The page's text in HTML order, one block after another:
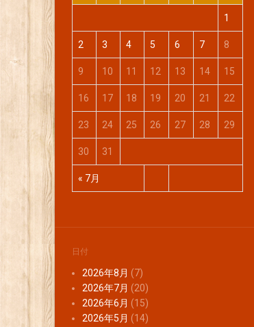
« 7月
1
2 3 4 5 6 7 8
9 10 11 12 13 14 15
16 17 18 19 20 21 22
23 24 25 26 27 28 29
30 31
日付
2026年8月 (7)
2026年7月 (20)
2026年6月 (15)
2026年5月 (14)